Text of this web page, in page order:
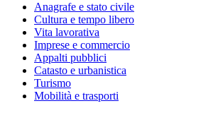
Anagrafe e stato civile
Cultura e tempo libero
Vita lavorativa
Imprese e commercio
Appalti pubblici
Catasto e urbanistica
Turismo
Mobilità e trasporti